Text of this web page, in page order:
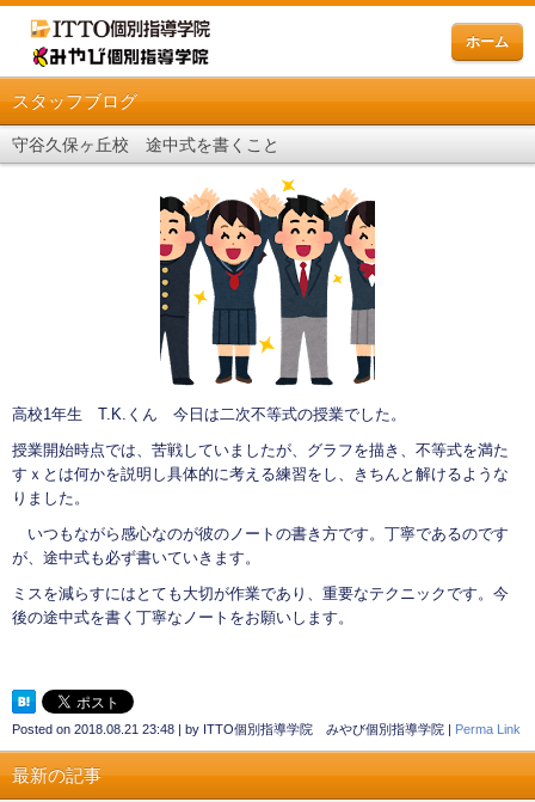
ホーム
スタッフブログ
守谷久保ヶ丘校 途中式を書くこと
高校1年生 T.K.くん 今日は二次不等式の授業でした。
授業開始時点では、苦戦していましたが、グラフを描き、不等式を満た
すｘとは何かを説明し具体的に考える練習をし、きちんと解けるような
りました。
いつもながら感心なのが彼のノートの書き方です。丁寧であるのです
が、途中式も必ず書いていきます。
ミスを減らすにはとても大切が作業であり、重要なテクニックです。今
後の途中式を書く丁寧なノートをお願いします。
Posted on 2018.08.21 23:48 | by ITTO個別指導学院 みやび個別指導学院 | Perma Link
最新の記事